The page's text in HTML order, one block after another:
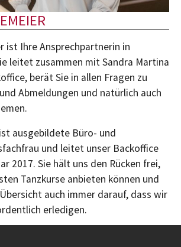
ist Ihre Ansprechpartnerin in
leitet zusammen mit Sandra Martina
berät Sie in allen Fragen zu
Abmeldungen und natürlich auch
ausgebildete Büro- und
und leitet unser Backoffice
2017. Sie hält uns den Rücken frei,
Tanzkurse anbieten können und
auch immer darauf, dass wir
erledigen.